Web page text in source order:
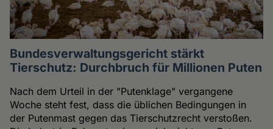
Bundesverwaltungsgericht stärkt
Tierschutz: Durchbruch für Millionen Puten
Nach dem Urteil in der "Putenklage" vergangene
Woche steht fest, dass die üblichen Bedingungen in
der Putenmast gegen das Tierschutzrecht verstoßen.